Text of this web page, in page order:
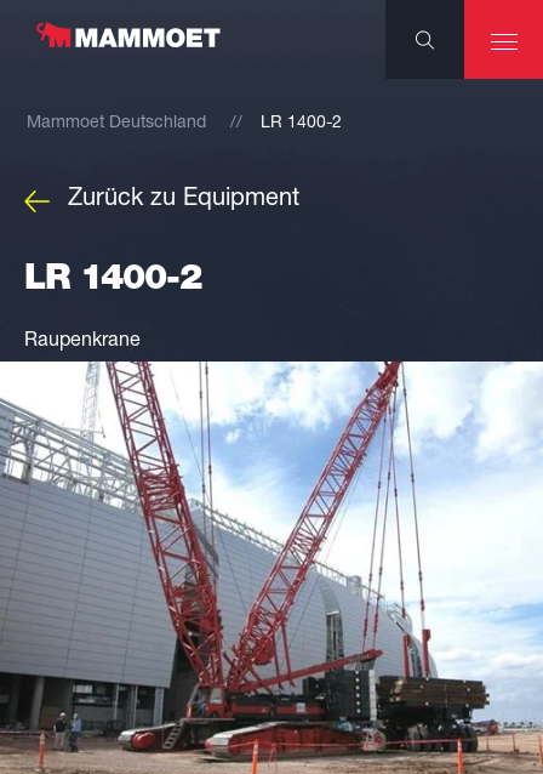
Mammoet Deutschland LR 1400-2
Zurück zu Equipment
LR 1400-2
Raupenkrane